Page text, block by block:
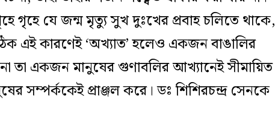
গৃহে যে জন্ম মৃত্যু সুখ দুঃখের প্রবাহ চলিতে থাকে,
এই কারণেই ‘অখ্যাত’ হলেও একজন বাঙালির
একজন মানুষের গুণাবলির আখ্যানেই সীমায়িত
সম্পর্ককেই প্রাঞ্জল করে। ডঃ শিশিরচন্দ্র সেনকে